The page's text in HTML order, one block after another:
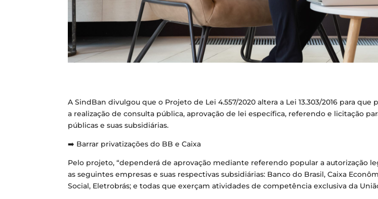
A SindBan divulgou que o Projeto de Lei 4.557/2020 altera a Lei 13.303/2016 para
a realização de consulta pública, aprovação de lei específica, referendo e licitação
públicas e suas subsidiárias.
➡️ Barrar privatizações do BB e Caixa
Pelo projeto, “dependerá de aprovação mediante referendo popular a autorização
as seguintes empresas e suas respectivas subsidiárias: Banco do Brasil, Caixa
Social, Eletrobrás; e todas que exerçam atividades de competência exclusiva da